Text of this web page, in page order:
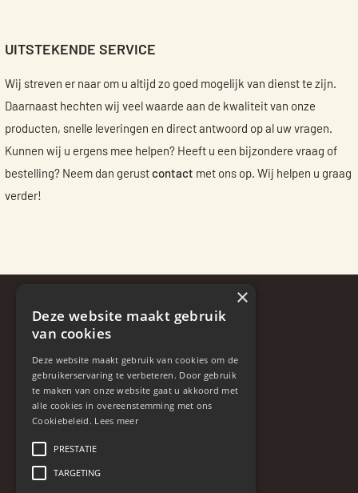
UITSTEKENDE SERVICE
Wij streven er naar om u altijd zo goed mogelijk van dienst te zijn.
Daarnaast hechten wij veel waarde aan de kwaliteit van onze
producten, snelle leveringen en direct antwoord op al uw vragen.
Kunnen wij u ergens mee helpen? Heeft u een bijzondere vraag of
bestelling? Neem dan gerust contact met ons op. Wij helpen u graag
verder!
Over ons
Bezorgen en betalen
Retourneren en klachten
Contact
Deze website maakt gebruik
van cookies
Deze website maakt gebruik van cookies om de
gebruikerservaring te verbeteren. Door gebruik
te maken van onze website gaat u akkoord met
alle cookies in overeenstemming met ons
Cookiebeleid. Lees meer
PRESTATIE
TARGETING
×